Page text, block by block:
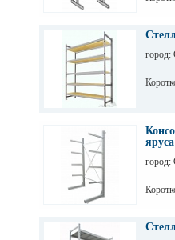
город:
яруса
город: